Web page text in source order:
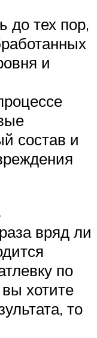
до тех пор,
и
состав и
вряд ли
по
хотите
то